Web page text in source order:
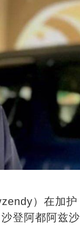
）在加护
登阿都阿兹沙